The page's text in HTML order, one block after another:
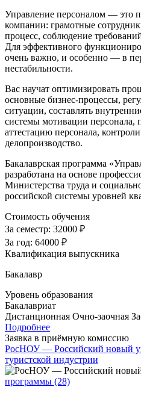
Управление персоналом — это
компании: грамотные
процесс, соблюдение
Для эффективного
очень важно, и особенно — в
нестабильности.
Вас научат оптимизировать
основные бизнес-процессы,
ситуации, составлять
системы мотивации персонала,
аттестацию персонала,
делопроизводство.
Бакалаврская программа
разработана на основе
Министерства труда и
российской системы уровней
Стоимость обучения
За семестр: 32000 ₽
За год: 64000 ₽
Квалификация выпускника
Бакалавр
Уровень образования
Бакалавриат
Дистанционная Очно-заочная
Подробнее
Заявка в приёмную комиссию
РосНОУ — Российский новый
туристской индустрии
программы (28)